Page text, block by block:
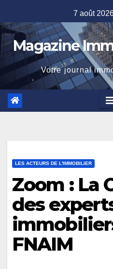
to
content
7 août
Magazine
Votre journal
LES ACTEURS DE L'IMMOBILIER
Zoom : La
des
FNAIM